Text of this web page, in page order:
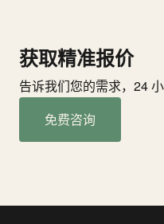
获取精准报价
告诉我们您的需求，24
免费咨询